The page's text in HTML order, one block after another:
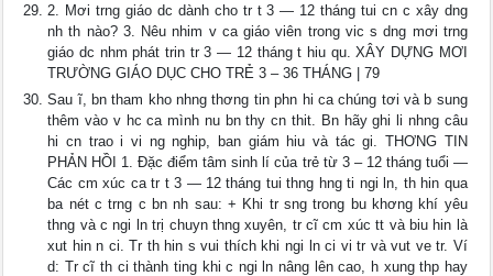
2. Mơi trng giáo dc dành cho tr t 3 — 12 tháng tui cn c xây dng
nh th nào? 3. Nêu nhim v ca giáo viên trong vic s dng mơi trng
giáo dc nhm phát trin tr 3 — 12 tháng t hiu qu. XÂY DỰNG MƠI
TRƯỜNG GIÁO DỤC CHO TRẺ 3 – 36 THÁNG | 79
Sau ĩ, bn tham kho nhng thơng tin phn hi ca chúng tơi và b sung
thêm vào v hc ca mình nu bn thy cn thit. Bn hãy ghi li nhng câu
hi cn trao i vi ng nghip, ban giám hiu và tác gi. THƠNG TIN
PHẢN HỒI 1. Đặc điểm tâm sinh lí của trẻ từ 3 – 12 tháng tuổi —
Các cm xúc ca tr t 3 — 12 tháng tui thng hng ti ngi ln, th hin qua
ba nét c trng c bn nh sau: + Khi tr sng trong bu khơng khí yêu
thng và c ngi ln trị chuyn thng xuyên, tr cĩ cm xúc tt và biu hin là
xut hin n ci. Tr th hin s vui thích khi ngi ln ci vi tr và vut ve tr. Ví
d: Tr cĩ th ci thành ting khi c ngi ln nâng lên cao, h xung thp hay